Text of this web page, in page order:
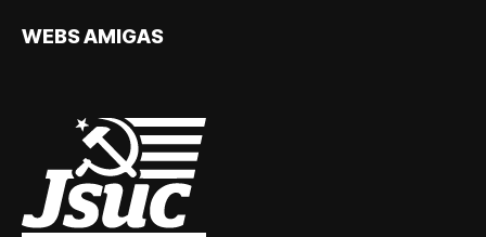
WEBS AMIGAS